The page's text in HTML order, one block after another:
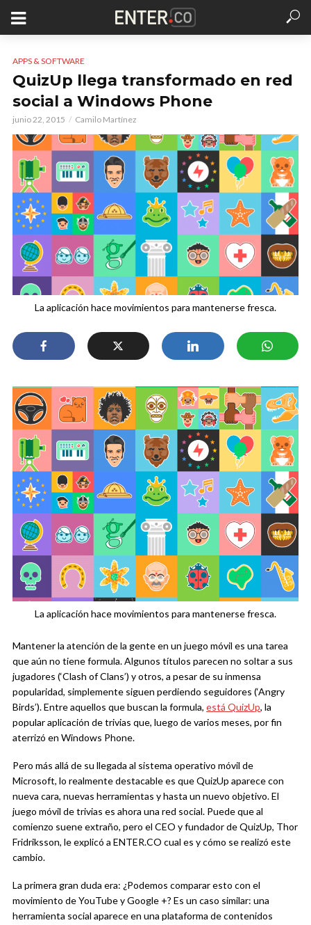
APPS & SOFTWARE
QuizUp llega transformado en red
social a Windows Phone
junio 22, 2015 Camilo Martínez
La aplicación hace movimientos para mantenerse fresca.
La aplicación hace movimientos para mantenerse fresca.
Mantener la atención de la gente en un juego móvil es una tarea
que aún no tiene formula. Algunos títulos parecen no soltar a sus
jugadores (‘Clash of Clans’) y otros, a pesar de su inmensa
popularidad, simplemente siguen perdiendo seguidores (‘Angry
Birds’). Entre aquellos que buscan la formula, está QuizUp, la
popular aplicación de trivias que, luego de varios meses, por fin
aterrizó en Windows Phone.
Pero más allá de su llegada al sistema operativo móvil de
Microsoft, lo realmente destacable es que QuizUp aparece con
nueva cara, nuevas herramientas y hasta un nuevo objetivo. El
juego móvil de trivias es ahora una red social. Puede que al
comienzo suene extraño, pero el CEO y fundador de QuizUp, Thor
Fridriksson, le explicó a ENTER.CO cual es y cómo se realizó este
cambio.
La primera gran duda era: ¿Podemos comparar esto con el
movimiento de YouTube y Google +? Es un caso similar: una
herramienta social aparece en una plataforma de contenidos